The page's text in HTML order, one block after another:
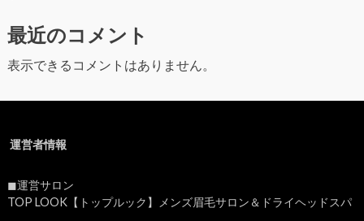
最近のコメント
表示できるコメントはありません。
運営者情報
◼︎運営サロン
TOP LOOK【トップルック】メンズ眉毛サロン＆ドライヘッドスパ